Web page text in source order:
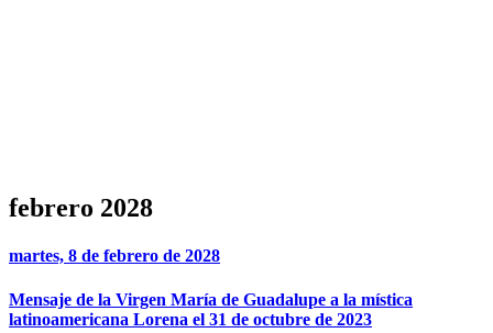
febrero 2028
martes, 8 de febrero de 2028
Mensaje de la Virgen María de Guadalupe a la mística
latinoamericana Lorena el 31 de octubre de 2023